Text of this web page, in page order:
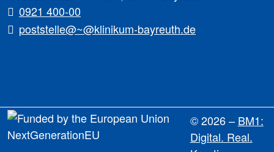
0921 400-00
poststelle@~@klinikum-bayreuth.de
© 2026 – BM1:
Digital. Real.